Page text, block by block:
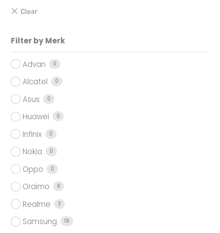
Filter by Merk
Advan 0
Alcatel 0
Asus 0
Huawei 0
Infinix 0
Nokia 0
Oppo 0
Oraimo 6
Realme 3
Samsung 19